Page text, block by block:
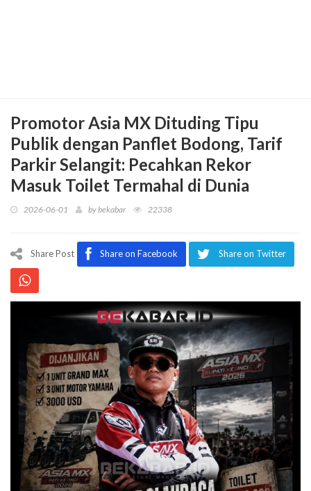
Promotor Asia MX Dituding Tipu
Publik dengan Panflet Bodong, Tarif
Parkir Selangit: Pecahkan Rekor
Masuk Toilet Termahal di Dunia
2026-06-01 bybekabar 22338
Share Post Share on Facebook Share on Twitter